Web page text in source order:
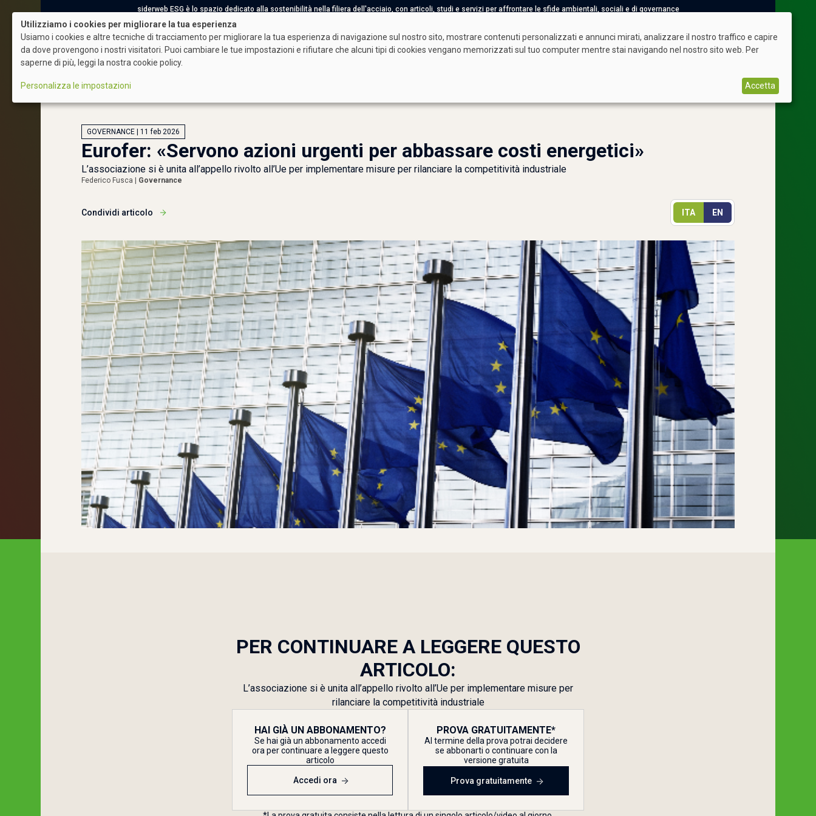
siderweb ESG è lo spazio dedicato alla sostenibilità nella filiera dell'acciaio, con articoli, studi e servizi per affrontare le sfide ambientali, sociali e di governance
Login
Torna a siderweb Shop Abbonamenti Login
GOVERNANCE | 11 feb 2026
Eurofer: «Servono azioni urgenti per abbassare costi energetici»
L’associazione si è unita all’appello rivolto all’Ue per implementare misure per rilanciare la competitività industriale
Federico Fusca | Governance
Condividi articolo ITA EN
PER CONTINUARE A LEGGERE QUESTO
ARTICOLO:
L’associazione si è unita all’appello rivolto all’Ue per implementare misure per
rilanciare la competitività industriale
HAI GIÀ UN ABBONAMENTO?
Se hai già un abbonamento accedi
ora per continuare a leggere questo
articolo
Accedi ora
PROVA GRATUITAMENTE*
Al termine della prova potrai decidere
se abbonarti o continuare con la
versione gratuita
Prova gratuitamente
Utilizziamo i cookies per migliorare la tua esperienza
Usiamo i cookies e altre tecniche di tracciamento per migliorare la tua esperienza di navigazione sul nostro sito, mostrare contenuti personalizzati e annunci mirati, analizzare il nostro traffico e capire
da dove provengono i nostri visitatori. Puoi cambiare le tue impostazioni e rifiutare che alcuni tipi di cookies vengano memorizzati sul tuo computer mentre stai navigando nel nostro sito web. Per
saperne di più, leggi la nostra cookie policy.
Personalizza le impostazioni Accetta